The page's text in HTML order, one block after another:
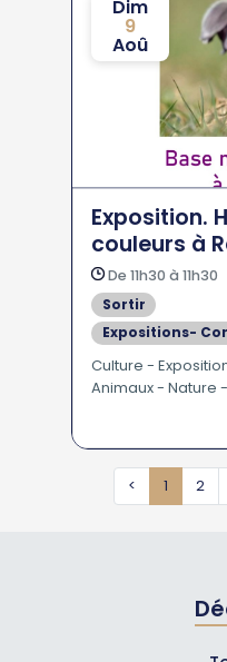
Dim
9
Aoû
Exposition.
couleurs à
De 11h30 à 11h30
Sortir
Expositions-
En Famille -
Culture -
Animaux - Nature
< 1 2